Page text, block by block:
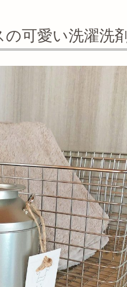
可愛い洗濯洗剤